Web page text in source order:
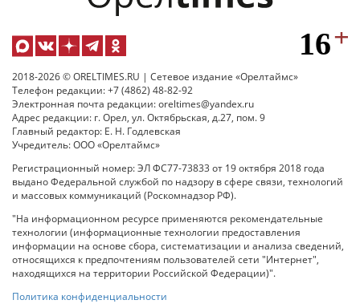
2018-2026 © ORELTIMES.RU | Сетевое издание «Орелтаймс»
Телефон редакции: +7 (4862) 48-82-92
Электронная почта редакции: oreltimes@yandex.ru
Адрес редакции: г. Орел, ул. Октябрьская, д.27, пом. 9
Главный редактор: Е. Н. Годлевская
Учредитель: ООО «Орелтаймс»
Регистрационный номер: ЭЛ ФС77-73833 от 19 октября 2018 года
выдано Федеральной службой по надзору в сфере связи, технологий
и массовых коммуникаций (Роскомнадзор РФ).
"На информационном ресурсе применяются рекомендательные
технологии (информационные технологии предоставления
информации на основе сбора, систематизации и анализа сведений,
относящихся к предпочтениям пользователей сети "Интернет",
находящихся на территории Российской Федерации)".
Политика конфиденциальности